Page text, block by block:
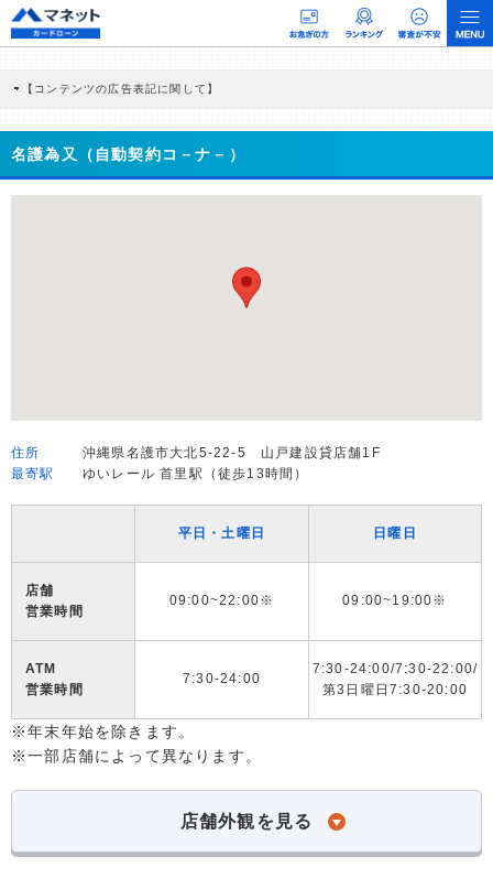
【コンテンツの広告表記に関して】
商品を根拠なくPRするものではなく、当編集部の調査／ユーザーへの口コミ収集な
どに基づき、公平性を担保した情報提供を行っています。
>提携企業一覧
名護為又（自動契約コ－ナ－）
住所
沖縄県名護市大北5-22-5 山戸建設貸店舗1F
最寄駅
ゆいレール 首里駅（徒歩13時間）
平日・土曜日 日曜日
店舗
営業時間
09:00~22:00※ 09:00~19:00※
ATM
営業時間
7:30-24:00
7:30-24:00/7:30-22:00/
第3日曜日7:30-20:00
※年末年始を除きます。
※一部店舗によって異なります。
店舗外観を見る